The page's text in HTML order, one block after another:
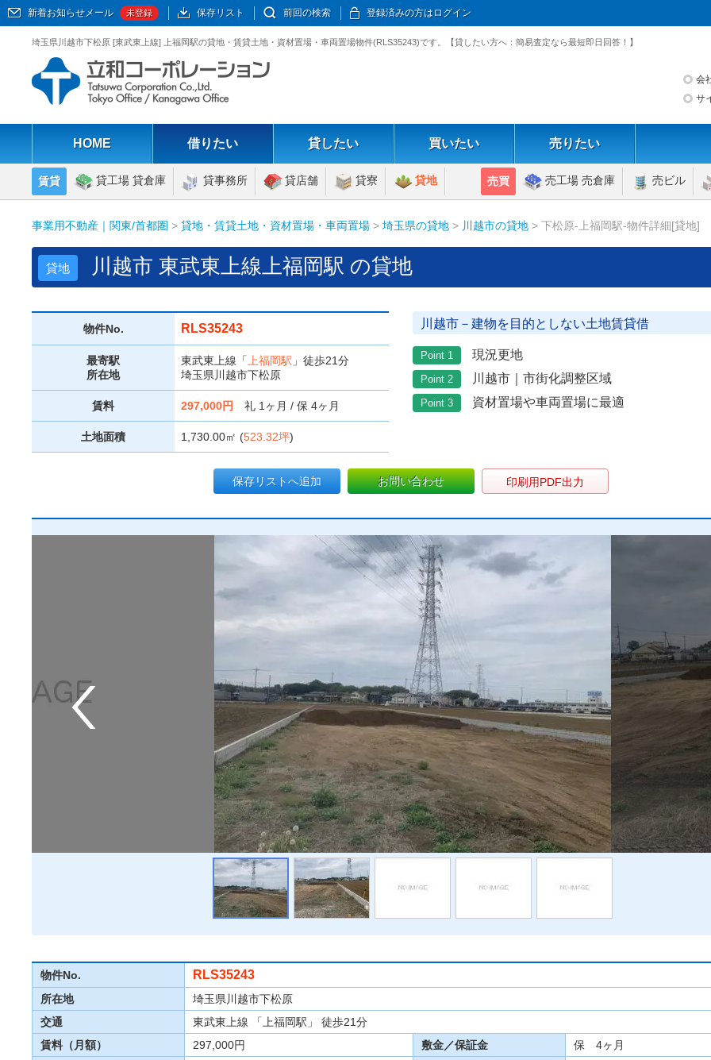
新着お知らせメール 未登録 保存リスト 前回の検索 登録済みの方はログイン
埼玉県川越市下松原 [東武東上線] 上福岡駅の貸地・賃貸土地・資材置場・車両置場物件(RLS35243)です。【貸したい方へ：簡易査定なら最短即日回答！】
会
サ
HOME 借りたい 貸したい 買いたい 売りたい
賃貸 貸工場 貸倉庫 貸事務所 貸店舗 貸寮 貸地 売買 売工場 売倉庫 売ビル
事業用不動産｜関東/首都圏 > 貸地・賃貸土地・資材置場・車両置場 > 埼玉県の貸地 > 川越市の貸地 > 下松原-上福岡駅-物件詳細[貸地]
貸地 川越市 東武東上線上福岡駅 の貸地
物件No. RLS35243
最寄駅
所在地
東武東上線「 上福岡駅 」徒歩21分
埼玉県川越市下松原
賃料 297,000円 礼 1ヶ月 / 保 4ヶ月
土地面積 1,730.00㎡ (523.32坪)
川越市－建物を目的としない土地賃貸借
Point 1 現況更地
Point 2 川越市｜市街化調整区域
Point 3 資材置場や車両置場に最適
保存リストへ追加 お問い合わせ 印刷用PDF出力
物件No. RLS35243
所在地
埼玉県川越市下松原
交通
東武東上線 「上福岡駅」 徒歩21分
賃料（月額）
297,000円 敷金／保証金
保 4ヶ月